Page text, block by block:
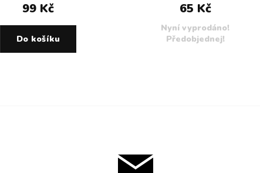
99 Kč
Do košíku
65 Kč
Nyní vyprodáno!
Předobjednej!